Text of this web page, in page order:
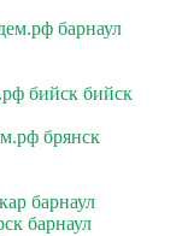
барнаул
бийск бийск
брянск
барнаул
барнаул